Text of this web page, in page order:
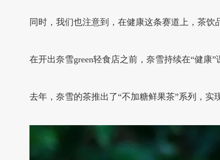
同时，我们也注意到，在健康这条赛道上，茶饮
在开出奈雪green轻食店之前，奈雪持续在“健康
去年，奈雪的茶推出了“不加糖鲜果茶”系列，